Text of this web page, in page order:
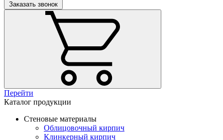
Заказать звонок
Перейти
Каталог продукции
Стеновые материалы
Облицовочный кирпич
Клинкерный кирпич